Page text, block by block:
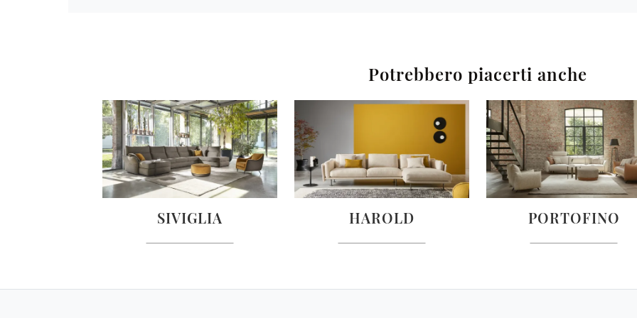
Potrebbero piacerti anche
SIVIGLIA HAROLD PORTOFINO